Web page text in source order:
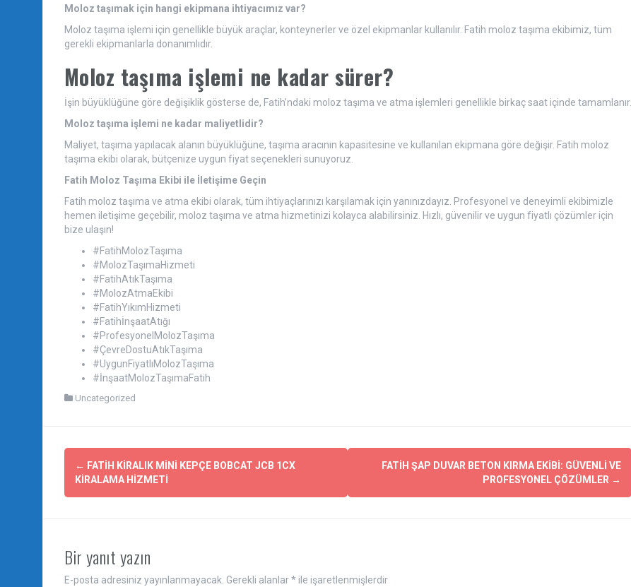
Moloz taşımak için hangi ekipmana ihtiyacımız var?
Moloz taşıma işlemi için genellikle büyük araçlar, konteynerler ve özel ekipmanlar kullanılır. Fatih moloz taşıma ekibimiz, tüm
gerekli ekipmanlarla donanımlıdır.
Moloz taşıma işlemi ne kadar sürer?
İşin büyüklüğüne göre değişiklik gösterse de, Fatih’ndaki moloz taşıma ve atma işlemleri genellikle birkaç saat içinde tamamlanır.
Moloz taşıma işlemi ne kadar maliyetlidir?
Maliyet, taşıma yapılacak alanın büyüklüğüne, taşıma aracının kapasitesine ve kullanılan ekipmana göre değişir. Fatih moloz
taşıma ekibi olarak, bütçenize uygun fiyat seçenekleri sunuyoruz.
Fatih Moloz Taşıma Ekibi ile İletişime Geçin
Fatih moloz taşıma ve atma ekibi olarak, tüm ihtiyaçlarınızı karşılamak için yanınızdayız. Profesyonel ve deneyimli ekibimizle
hemen iletişime geçebilir, moloz taşıma ve atma hizmetinizi kolayca alabilirsiniz. Hızlı, güvenilir ve uygun fiyatlı çözümler için
bize ulaşın!
#FatihMolozTaşıma
#MolozTaşımaHizmeti
#FatihAtıkTaşıma
#MolozAtmaEkibi
#FatihYıkımHizmeti
#FatihİnşaatAtığı
#ProfesyonelMolozTaşıma
#ÇevreDostuAtıkTaşıma
#UygunFiyatlıMolozTaşıma
#İnşaatMolozTaşımaFatih
Uncategorized
Yazı
dolaşımı
← FATIH KIRALIK MINI KEPÇE BOBCAT JCB 1CX
KIRALAMA HIZMETI
FATIH ŞAP DUVAR BETON KIRMA EKIBI: GÜVENLI VE
PROFESYONEL ÇÖZÜMLER →
Bir yanıt yazın
E-posta adresiniz yayınlanmayacak. Gerekli alanlar*ile işaretlenmişlerdir